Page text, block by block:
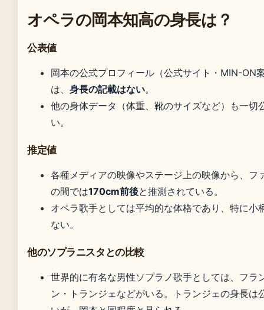
オペラの岡本知高の身長は？
公表値
岡本の公式プロフィール（公式サイト・MIN-ON
は、 身長の記載はない。
他の身体データ（体重、靴のサイズなど）も一切
い。
推定値
各種メディアの映像やステージ上の映像から、フ
の間では170cm前後と推測されている。
オペラ歌手としては平均的な体格であり、特に小
ない。
他のソプラニスタとの比較
世界的に有名な男性ソプラノ歌手としては、フラ
ン・トランジェなどがいる。トランジェの身長は